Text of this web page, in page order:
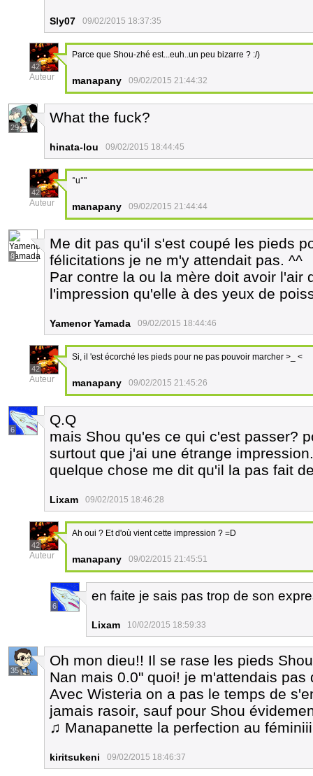
Sly07 09/02/2015 18:37:35
42
Auteur
Parce que Shou-zhé est...euh..un peu bizarre ? :/)
manapany 09/02/2015 21:44:32
29
What the fuck?
hinata-lou 09/02/2015 18:44:45
42
Auteur
°u°"
manapany 09/02/2015 21:44:44
8
Me dit pas qu'il s'est coupé les pieds
félicitations je ne m'y attendait pas. ^^
Par contre la ou la mère doit avoir l'air
l'impression qu'elle à des yeux de
Yamenor Yamada 09/02/2015 18:44:46
42
Auteur
Si, il 'est écorché les pieds pour ne pas pouvoir marcher >_ <
manapany 09/02/2015 21:45:26
6
Q.Q
mais Shou qu'es ce qui c'est passer?
surtout que j'ai une étrange
quelque chose me dit qu'il la pas fait
Lixam 09/02/2015 18:46:28
42
Auteur
Ah oui ? Et d'où vient cette impression ? =D
manapany 09/02/2015 21:45:51
6
en faite je sais pas trop de son
Lixam 10/02/2015 18:59:33
35
Oh mon dieu!! Il se rase les pieds
Nan mais 0.0" quoi! je m'attendais
Avec Wisteria on a pas le temps de
jamais rasoir, sauf pour Shou
♫ Manapanette la perfection au
kiritsukeni 09/02/2015 18:46:37